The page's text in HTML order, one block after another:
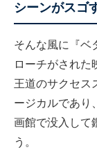
シーンがスゴ
そんな風に『ベ
ローチがされた
王道のサクセス
ージカルであり
画館で没入して
う。